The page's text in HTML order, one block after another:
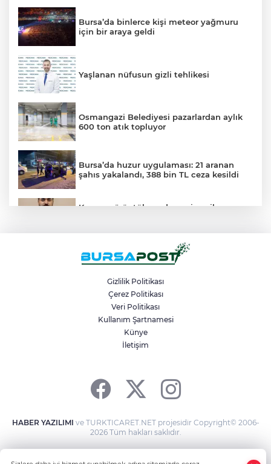
Bursa’da binlerce kişi meteor yağmuru
için bir araya geldi
Yaşlanan nüfusun gizli tehlikesi
Osmangazi Belediyesi pazarlardan aylık
600 ton atık topluyor
Bursa’da huzur uygulaması: 21 aranan
şahıs yakalandı, 388 bin TL ceza kesildi
Kanser görüntülemede yeni nesil
İki otomobil çarpıştı, 4 kişi yaralandı:
Karacabey Belediyespor Bursaspor’dan 2
transfer yaptı
Gizlilik Politikası
Çerez Politikası
Veri Politikası
Kullanım Şartnamesi
Künye
İletişim
HABER YAZILIMI ve TURKTICARET.NET projesidir Copyright© 2006-
2026 Tüm hakları saklıdır.